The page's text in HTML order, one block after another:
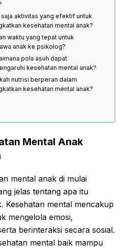
saja aktivitas yang efektif untuk
kesehatan mental anak?
waktu yang tepat untuk
anak ke psikolog?
pola asuh dapat
kesehatan mental anak?
nutrisi berperan dalam
kesehatan mental anak?
Mental Anak
mental anak di mulai
jelas tentang apa itu
Kesehatan mental mencakup
mengelola emosi,
berinteraksi secara sosial.
mental baik mampu